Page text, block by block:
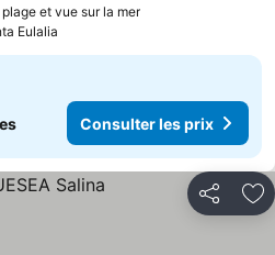
et vue sur la mer
Eulalia
Consulter les prix
Partager